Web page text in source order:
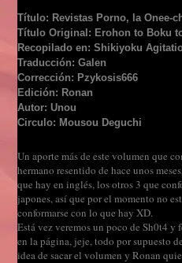
Título: Revistas Porno, la Onee-
Título Original: Erohon to Boku
Recopilado en: Shikiyoku
Traducción: Galen
Corrección: Pzykosis666
Edición: Ronan
Autor: Unou
Circulo: Mousou Deguchi
Un aporte más de este volumen que
hermano resentido de hace unos
que hay en inglés, los otros 3 que
japones, así que por el momento no
conformarse con lo que hay XD.
Está vez veremos un poco de Sh0t4
en la página, jeje, todo por supuesto
idea de sacar el volumen y Ronan